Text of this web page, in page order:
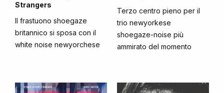
Strangers
Il frastuono shoegaze
britannico si sposa con il
white noise newyorchese
Terzo centro pieno per il
trio newyorkese
shoegaze-noise più
ammirato del momento